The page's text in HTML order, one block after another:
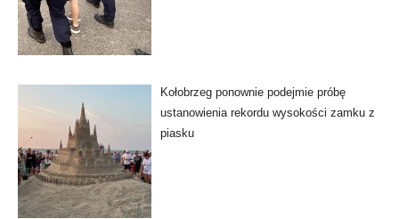
Kołobrzeg ponownie podejmie próbę
ustanowienia rekordu wysokości zamku z
piasku